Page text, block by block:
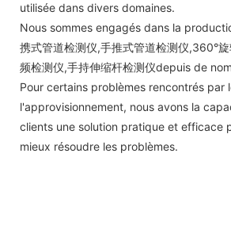
utilisée dans divers domaines.
Nous sommes engagés dans la
携式管道检测仪,手推式管道检测仪,360°
频检测仪,手持伸缩杆检测仪depuis de
Pour certains problèmes rencontrés par
l'approvisionnement, nous avons la
clients une solution pratique et efficace
mieux résoudre les problèmes.